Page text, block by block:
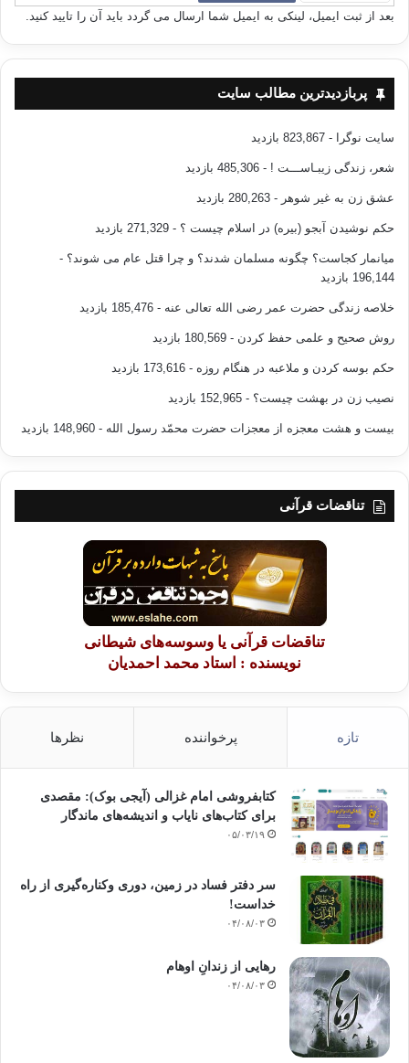
بعد از ثبت ایمیل، لینکی به ایمیل شما ارسال می گردد باید آن را تایید کنید.
پربازدیدترین مطالب سایت
سایت نوگرا - 823,867 بازدید
شعر، زندگی زیبـاســـت ! - 485,306 بازدید
عشق زن به غیر شوهر - 280,263 بازدید
حکم نوشیدن آبجو (بیره) در اسلام چیست ؟ - 271,329 بازدید
میانمار کجاست؟ چگونه مسلمان شدند؟ و چرا قتل عام می شوند؟ -
196,144 بازدید
خلاصه زندگی حضرت عمر رضی الله تعالی عنه - 185,476 بازدید
روش صحیح و علمی حفظ کردن - 180,569 بازدید
حکم بوسه کردن و ملاعبه در هنگام روزه - 173,616 بازدید
نصیب زن در بهشت چیست؟ - 152,965 بازدید
بیست و هشت معجزه از معجزات حضرت محمّد رسول الله - 148,960 بازدید
تناقضات قرآنی
تناقضات قرآنی یا وسوسه‌های شیطانی
نویسنده : استاد محمد احمدیان
تازه پرخواننده نظرها
کتابفروشی امام غزالی (آیجی بوک): مقصدی
برای کتاب‌های نایاب و اندیشه‌های ماندگار
۰۵/۰۳/۱۹
سر دفتر فساد در زمین‌، دوری وکناره‌گیری از راه
خداست‌!
۰۴/۰۸/۰۳
رهایی از زندانِ اوهام
۰۴/۰۸/۰۳